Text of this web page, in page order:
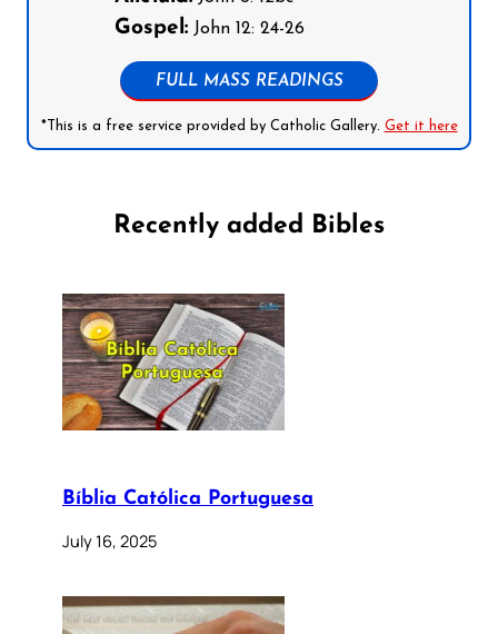
Gospel: John 12: 24-26
FULL MASS READINGS
*This is a free service provided by Catholic Gallery. Get it here
Recently added Bibles
Bíblia Católica Portuguesa
July 16, 2025